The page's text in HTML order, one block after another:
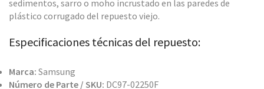
sedimentos, sarro o moho incrustado en las paredes de
plástico corrugado del repuesto viejo.
Especificaciones técnicas del repuesto:
Marca: Samsung
Número de Parte / SKU: DC97-02250F